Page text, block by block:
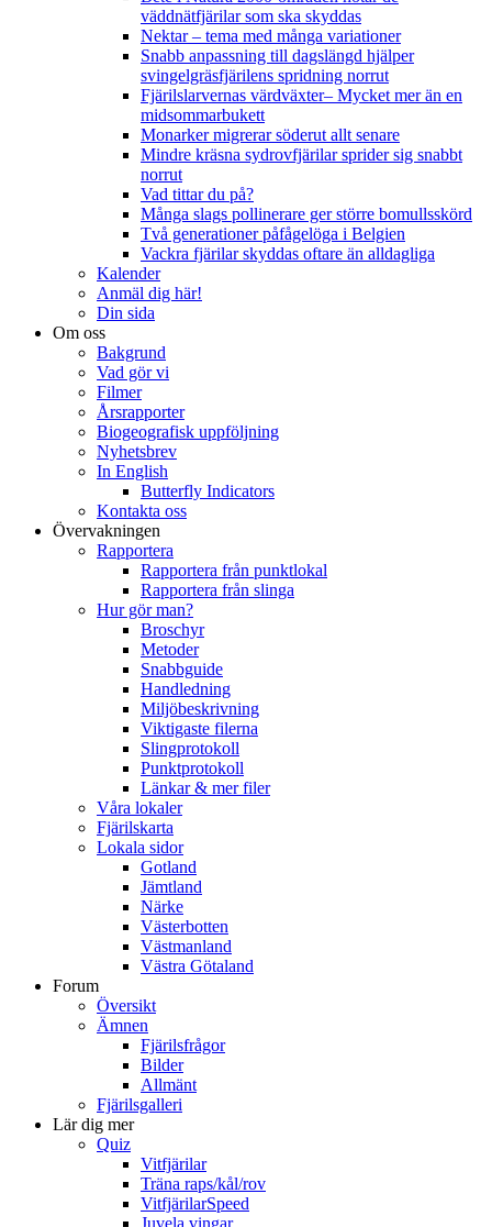
väddnätfjärilar som ska skyddas
Nektar – tema med många variationer
Snabb anpassning till dagslängd hjälper
svingelgräsfjärilens spridning norrut
Fjärilslarvernas värdväxter– Mycket mer än en
midsommarbukett
Monarker migrerar söderut allt senare
Mindre kräsna sydrovfjärilar sprider sig snabbt
norrut
Vad tittar du på?
Många slags pollinerare ger större bomullsskörd
Två generationer påfågelöga i Belgien
Vackra fjärilar skyddas oftare än alldagliga
Kalender
Anmäl dig här!
Din sida
Om oss
Bakgrund
Vad gör vi
Filmer
Årsrapporter
Biogeografisk uppföljning
Nyhetsbrev
In English
Butterfly Indicators
Kontakta oss
Övervakningen
Rapportera
Rapportera från punktlokal
Rapportera från slinga
Hur gör man?
Broschyr
Metoder
Snabbguide
Handledning
Miljöbeskrivning
Viktigaste filerna
Slingprotokoll
Punktprotokoll
Länkar & mer filer
Våra lokaler
Fjärilskarta
Lokala sidor
Gotland
Jämtland
Närke
Västerbotten
Västmanland
Västra Götaland
Forum
Översikt
Ämnen
Fjärilsfrågor
Bilder
Allmänt
Fjärilsgalleri
Lär dig mer
Quiz
Vitfjärilar
Träna raps/kål/rov
VitfjärilarSpeed
Juvela vingar